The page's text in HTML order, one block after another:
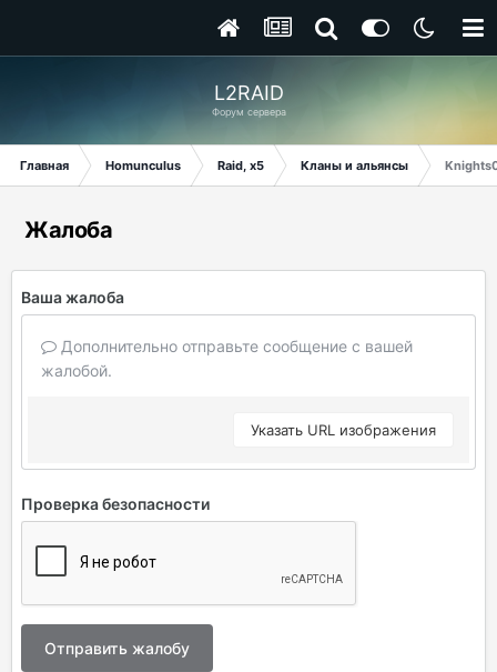
L2RAID
Форум сервера
Главная Homunculus Raid, x5 Кланы и альянсы
Жалоба
Ваша жалоба
Дополнительно отправьте сообщение с вашей
жалобой.
Указать URL изображения
Проверка безопасности
Отправить жалобу